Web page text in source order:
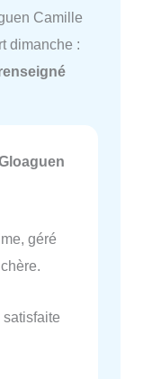
Camille
dimanche :
géré